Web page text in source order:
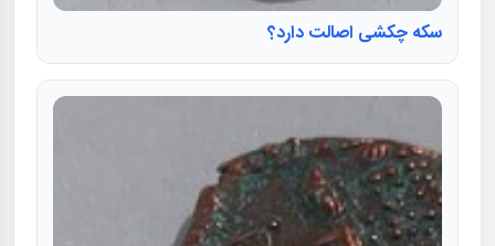
سکه چکشی اصالت دارد؟